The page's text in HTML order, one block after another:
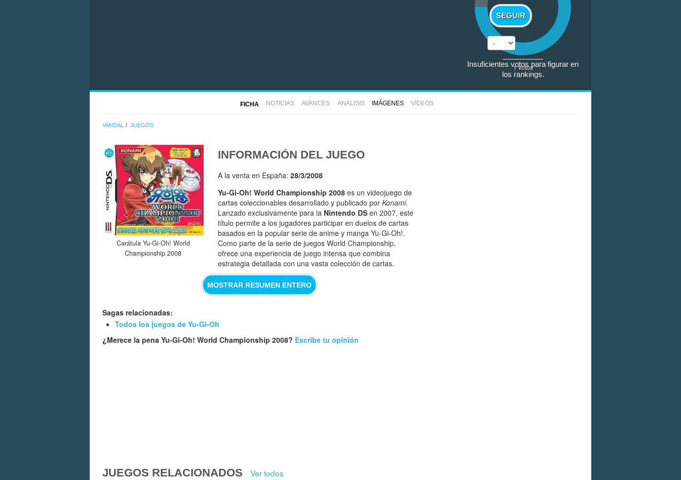
SEGUIR
1votos
Insuficientes votos para figurar en
los rankings.
FICHA NOTICIAS AVANCES ANÁLISIS IMÁGENES VÍDEOS
VANDAL JUEGOS
Carátula Yu-Gi-Oh! World
Championship 2008
INFORMACIÓN DEL JUEGO
A la venta en España: 28/3/2008
Yu-Gi-Oh! World Championship 2008 es un videojuego de
cartas coleccionables desarrollado y publicado por Konami.
Lanzado exclusivamente para la Nintendo DS en 2007, este
título permite a los jugadores participar en duelos de cartas
basados en la popular serie de anime y manga Yu-Gi-Oh!.
Como parte de la serie de juegos World Championship,
ofrece una experiencia de juego intensa que combina
estrategia detallada con una vasta colección de cartas.
MOSTRAR RESUMEN ENTERO
Sagas relacionadas:
Todos los juegos de Yu-Gi-Oh
¿Merece la pena Yu-Gi-Oh! World Championship 2008? Escribe tu opinión
JUEGOS RELACIONADOS Ver todos